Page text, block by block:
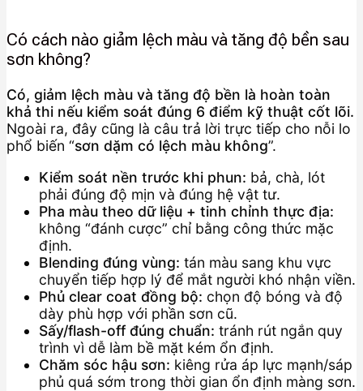
Có cách nào giảm lệch màu và tăng độ bền sau
sơn không?
Có, giảm lệch màu và tăng độ bền là hoàn toàn
khả thi nếu kiểm soát đúng 6 điểm kỹ thuật cốt lõi.
Ngoài ra, đây cũng là câu trả lời trực tiếp cho nỗi lo
phổ biến “sơn dặm có lệch màu không”.
Kiểm soát nền trước khi phun: bả, chà, lót
phải đúng độ mịn và đúng hệ vật tư.
Pha màu theo dữ liệu + tinh chỉnh thực địa:
không “đánh cược” chỉ bằng công thức mặc
định.
Blending đúng vùng: tán màu sang khu vực
chuyển tiếp hợp lý để mắt người khó nhận viền.
Phủ clear coat đồng bộ: chọn độ bóng và độ
dày phù hợp với phần sơn cũ.
Sấy/flash-off đúng chuẩn: tránh rút ngắn quy
trình vì dễ làm bề mặt kém ổn định.
Chăm sóc hậu sơn: kiêng rửa áp lực mạnh/sáp
phủ quá sớm trong thời gian ổn định màng sơn.